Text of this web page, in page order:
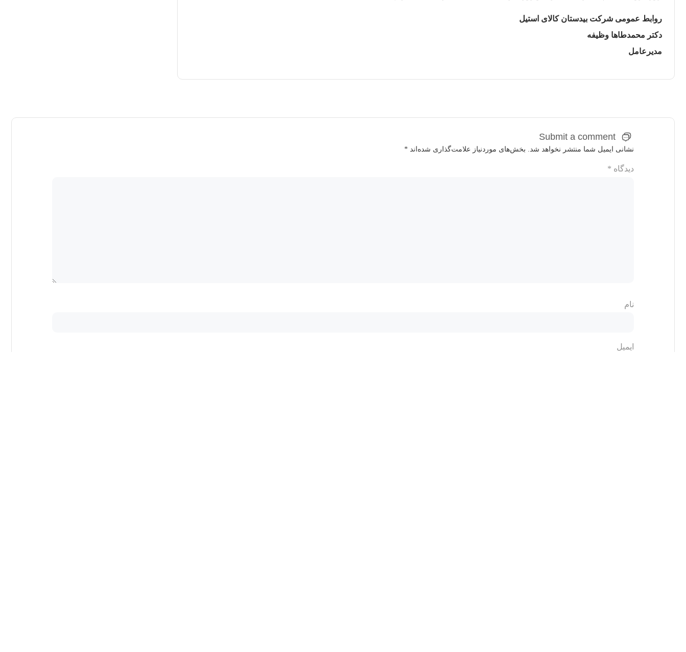
روابط عمومی شرکت بیدستان کالای استیل
دکتر محمدطاها وظیفه
مدیرعامل
Submit a comment
نشانی ایمیل شما منتشر نخواهد شد. بخش‌های موردنیاز علامت‌گذاری شده‌اند *
دیدگاه *
نام
ایمیل